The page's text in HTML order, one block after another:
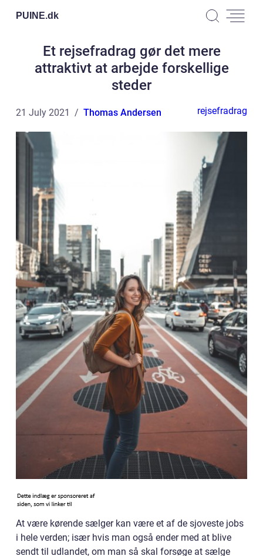
PUINE.dk
Et rejsefradrag gør det mere
attraktivt at arbejde forskellige
steder
21 July 2021 Thomas Andersen rejsefradrag
At være kørende sælger kan være et af de sjoveste jobs
i hele verden; især hvis man også ender med at blive
sendt til udlandet, om man så skal forsøge at sælge